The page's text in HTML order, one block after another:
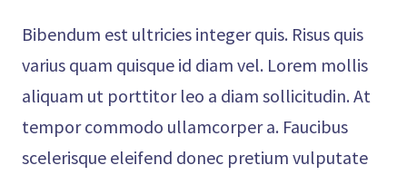
Bibendum est ultricies integer quis. Risus quis
varius quam quisque id diam vel. Lorem mollis
aliquam ut porttitor leo a diam sollicitudin. At
tempor commodo ullamcorper a. Faucibus
scelerisque eleifend donec pretium vulputate